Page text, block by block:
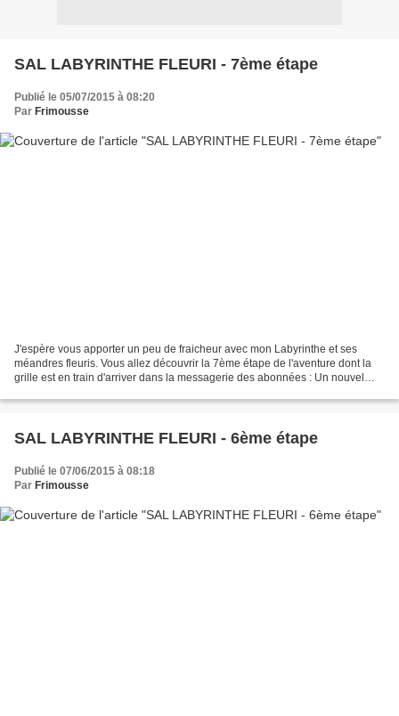
SAL LABYRINTHE FLEURI - 7ème étape
Publié le 05/07/2015 à 08:20
Par Frimousse
J'espère vous apporter un peu de fraicheur avec mon Labyrinthe et ses
méandres fleuris. Vous allez découvrir la 7ème étape de l'aventure dont la
grille est en train d'arriver dans la messagerie des abonnées : Un nouvel
SAL LABYRINTHE FLEURI - 6ème étape
Publié le 07/06/2015 à 08:18
Par Frimousse